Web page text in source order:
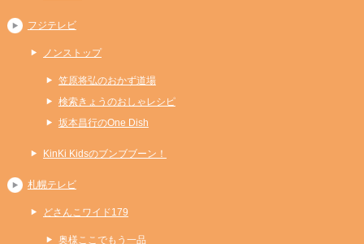
フジテレビ
ノンストップ
笠原将弘のおかず道場
検索きょうのおしゃレシピ
坂本昌行のOne Dish
KinKi Kidsのブンブブーン！
札幌テレビ
どさんこワイド179
奥様ここでもう一品